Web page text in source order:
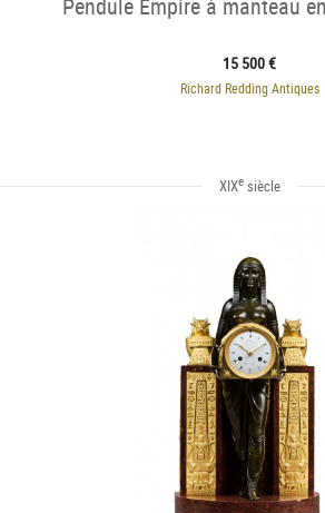
15 500 €
Richard Redding Antiques
XIXesiècle